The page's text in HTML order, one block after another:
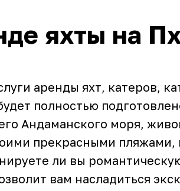
яхты на
аренды яхт, катеров,
полностью
Андаманского моря,
прекрасными
ли вы
вам насладиться